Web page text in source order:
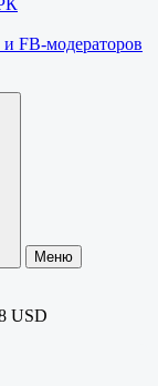
и FB-модераторов
Меню
USD